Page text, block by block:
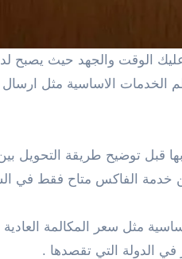
الاساسية مثل ارسال
قبل توضيح طريقة التحويل
خدمة الفاكس متاح فقط في
مثل سعر المكالمة
في الدولة التي تقصدها .